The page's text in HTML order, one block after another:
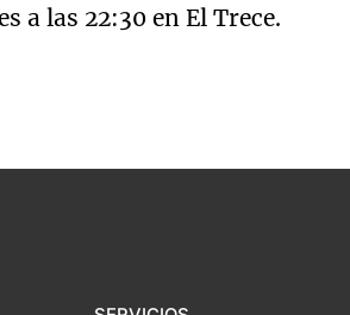
a las 22:30 en El Trece.